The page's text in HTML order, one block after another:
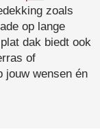
zoals
op lange
dak biedt ook
of
jouw wensen én